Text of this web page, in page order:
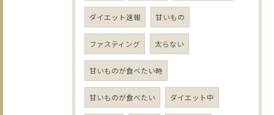
ダイエット速報 甘いもの
ファスティング 太らない
甘いものが食べたい時
甘いものが食べたい ダイエット中